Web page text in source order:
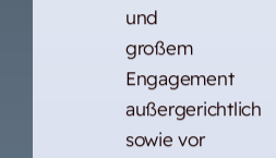
und
großem
Engagement
außergerichtlich
sowie vor